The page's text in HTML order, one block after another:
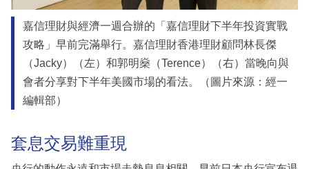
嘉信理財與經濟一週合辦的「嘉信理財下半年投資實戰
攻略」早前完滿舉行。嘉信理財香港理財顧問林長傑
（Jacky）（左）和郭明燊（Terence）（右）當晚向與
會者分享對下半年美國市場的看法。（圖片來源：經一
編輯部）
套息交易難重現